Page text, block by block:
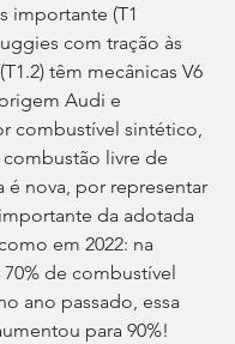
importante (T1
com tração às
têm mecânicas V6
Audi e
combustível sintético,
livre de
é nova, por representar
da adotada
em 2022: na
70% de combustível
ano passado, essa
para 90%!